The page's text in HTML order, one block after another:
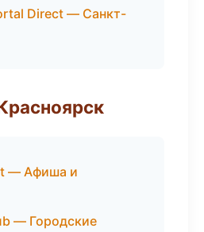
Direct — Санкт-
— Афиша и
— Городские